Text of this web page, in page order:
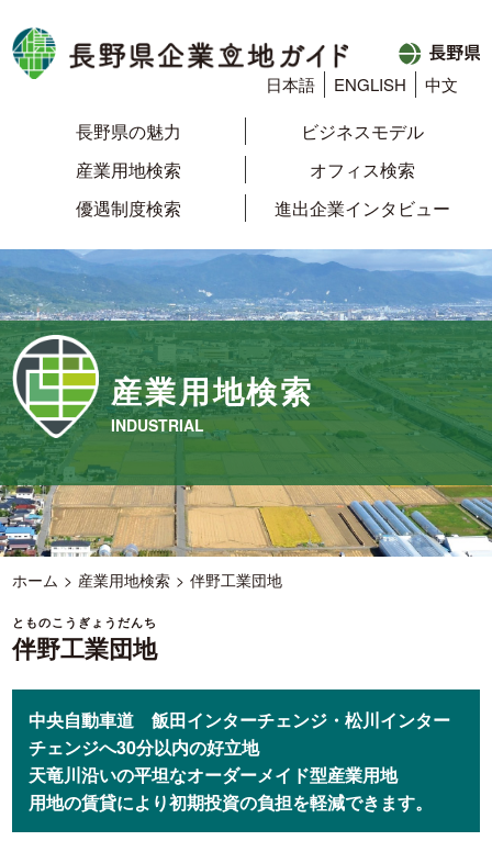
日本語 ENGLISH 中文
長野県の魅力
ビジネスモデル
産業用地検索
オフィス検索
優遇制度検索
進出企業インタビュー
産業用地検索
INDUSTRIAL
ホーム 産業用地検索 伴野工業団地
伴野工業団地
とものこうぎょうだんち
中央自動車道 飯田インターチェンジ・松川インター
チェンジへ30分以内の好立地
天竜川沿いの平坦なオーダーメイド型産業用地
用地の賃貸により初期投資の負担を軽減できます。